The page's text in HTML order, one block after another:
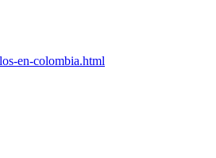
en-colombia.html